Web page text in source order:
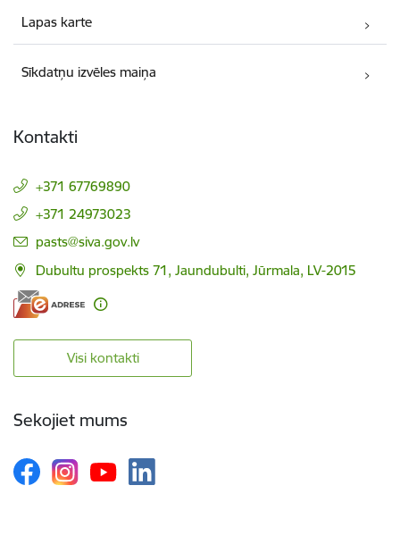
Lapas karte
Sīkdatņu izvēles maiņa
Kontakti
+371 67769890
+371 24973023
E-pasts:
pasts@siva.gov.lv
Dubultu prospekts 71, Jaundubulti, Jūrmala, LV-2015
Visi kontakti
Sekojiet mums